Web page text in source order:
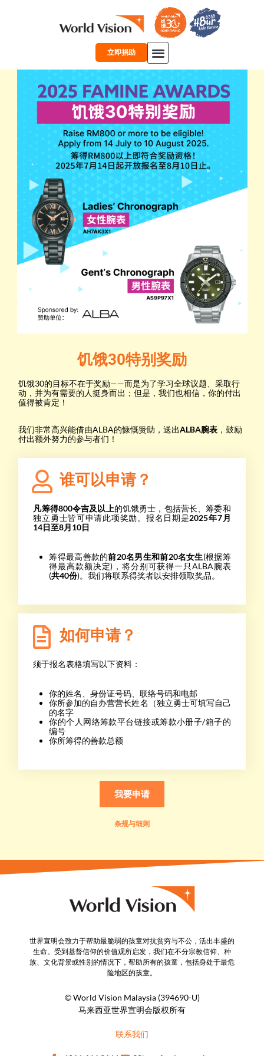
立即捐助
饥饿30特别奖励
饥饿30的目标不在于奖励——而是为了学习全球议题、采取行
动，并为有需要的人挺身而出；但是，我们也相信，你的付出
值得被肯定！
我们非常高兴能借由ALBA的慷慨赞助，送出ALBA腕表 ，鼓励
付出额外努力的参与者们！
谁可以申请？
凡筹得800令吉及以上的饥饿勇士，包括营长、筹委和
独立勇士皆可申请此项奖励。报名日期是2025年7月
14日至8月10日
筹得最高善款的前20名男生和前20名女生(根据筹
得最高款额决定)，将分别可获得一只ALBA腕表
(共40份)。我们将联系得奖者以安排领取奖品。
如何申请？
须于报名表格填写以下资料：
你的姓名、身份证号码、联络号码和电邮
你所参加的自办营营长姓名（独立勇士可填写自己
的名字
你的个人网络筹款平台链接或筹款小册子/箱子的
编号
你所筹得的善款总额
我要申请
条规与细则
世界宣明会致力于帮助最脆弱的孩童对抗贫穷与不公，活出丰盛的
生命。受到基督信仰的价值观所启发，我们在不分宗教信仰、种
族、文化背景或性别的情况下，帮助所有的孩童，包括身处于最危
险地区的孩童。
© World Vision Malaysia (394690-U)​
马来西亚世界宣明会版权所有
联系我们